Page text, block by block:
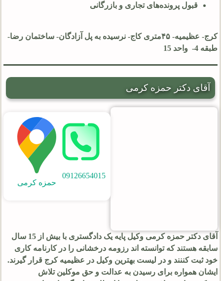
قبول پرونده‌های تجاری و بازرگانی
کرج- عظیمیه- ۴۵متری کاج- نرسیده به پل آزادگان- ساختمان رضا-
طبقه 4- واحد 15
آقای دکتر حمزه کرمی
09126654015
حمزه کرمی
آقای دکتر حمزه کرمی وکیل پایه یک دادگستری با بیش از 15 سال
سابقه هستند که توانسته اند رزومه درخشانی را در کارنامه کاری
خود ثبت کننند و در لیست بهترین وکیل در عظیمیه کرج قرار گیرند.
ایشان همواره برای رسیدن به عدالت و حق موکلین تلاش